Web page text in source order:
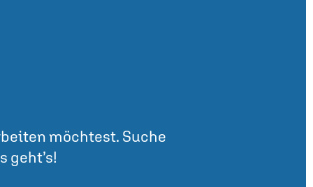
möchtest. Suche
geht’s!